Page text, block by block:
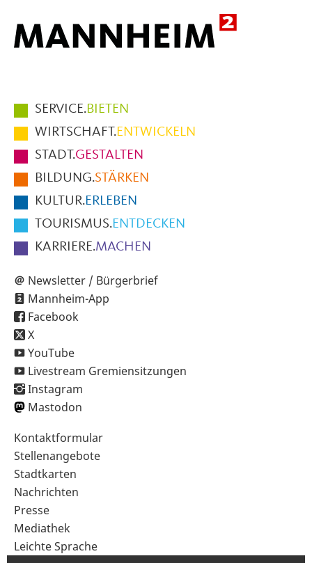
Hauptmenüpunkte
im
Fußbereich
der
Seite
SERVICE.BIETEN
WIRTSCHAFT.ENTWICKELN
STADT.GESTALTEN
BILDUNG.STÄRKEN
KULTUR.ERLEBEN
TOURISMUS.ENTDECKEN
KARRIERE.MACHEN
Newsletter / Bürgerbrief
Mannheim-App
Facebook
X
YouTube
Livestream Gremiensitzungen
Instagram
Mastodon
Sekundärnavigation
im
Fußbereich
Kontaktformular
Stellenangebote
Stadtkarten
Nachrichten
Presse
Mediathek
Leichte Sprache